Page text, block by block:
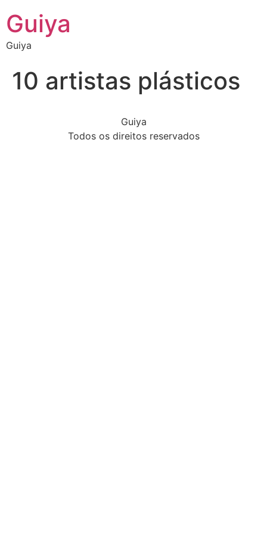
Guiya
Guiya
10 artistas plásticos
Guiya
Todos os direitos reservados